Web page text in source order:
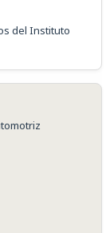
del Instituto